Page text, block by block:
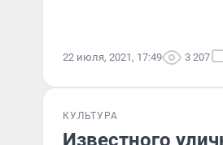
22 июля, 2021, 17:49 3 207
КУЛЬТУРА
Известного